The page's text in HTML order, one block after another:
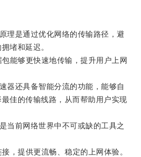
是通过优化网络的传输路径，避
堵和延迟。
够更快速地传输，提升用户上网
还具备智能分流的功能，能够自
佳的传输线路，从而帮助用户实现
前网络世界中不可或缺的工具之
提供更流畅、稳定的上网体验。